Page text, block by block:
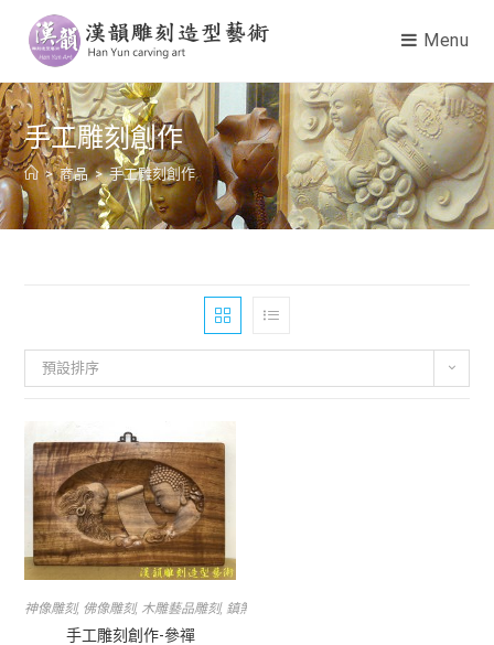
Menu
手工雕刻創作
> 商品 > 手工雕刻創作
預設排序
神像雕刻, 佛像雕刻, 木雕藝品雕刻, 鎮煞招財納福吉祥物
手工雕刻創作-參禪